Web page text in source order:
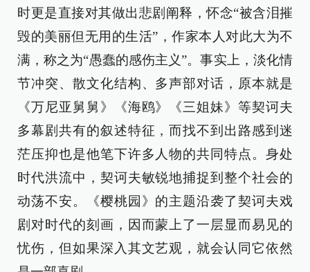
时更是直接对其做出悲剧阐释，怀念“被含泪摧
毁的美丽但无用的生活”，作家本人对此大为不
满，称之为“愚蠢的感伤主义”。事实上，淡化情
节冲突、散文化结构、多声部对话，原本就是
《万尼亚舅舅》《海鸥》《三姐妹》等契诃夫
多幕剧共有的叙述特征，而找不到出路感到迷
茫压抑也是他笔下许多人物的共同特点。身处
时代洪流中，契诃夫敏锐地捕捉到整个社会的
动荡不安。《樱桃园》的主题沿袭了契诃夫戏
剧对时代的刻画，因而蒙上了一层显而易见的
忧伤，但如果深入其文艺观，就会认同它依然